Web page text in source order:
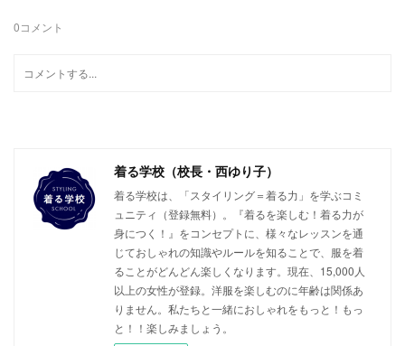
0コメント
着る学校（校長・西ゆり子）
着る学校は、「スタイリング＝着る力」を学ぶコミ
ュニティ（登録無料）。『着るを楽しむ！着る力が
身につく！』をコンセプトに、様々なレッスンを通
じておしゃれの知識やルールを知ることで、服を着
ることがどんどん楽しくなります。現在、15,000人
以上の女性が登録。洋服を楽しむのに年齢は関係あ
りません。私たちと一緒におしゃれをもっと！もっ
と！！楽しみましょう。